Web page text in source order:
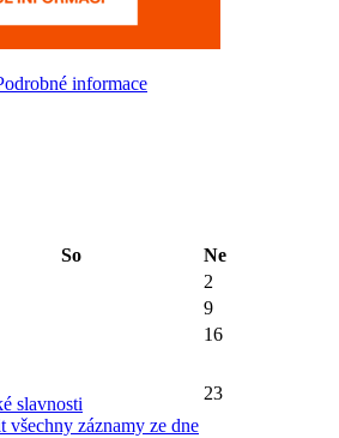
informace
So
Ne
2
9
16
slavnosti
všechny záznamy ze dne
23